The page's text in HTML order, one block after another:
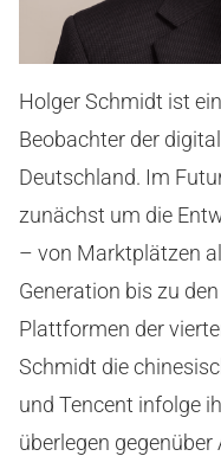
Holger Schmidt ist
Beobachter der
Deutschland. Im
zunächst um die
– von Marktplätzen
Generation bis zu
Plattformen der
Schmidt die
und Tencent infolge
überlegen gegenüber